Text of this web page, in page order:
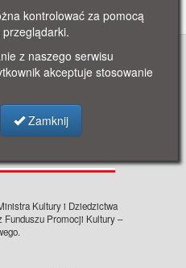
o projekcie · Cennik
· Kontakt ·
Regulamin
prywatności
Kultury i Dziedzictwa
Funduszu Promocji Kultury –
kontrolować za pomocą
z naszego serwisu
akceptuje stosowanie
Zamknij